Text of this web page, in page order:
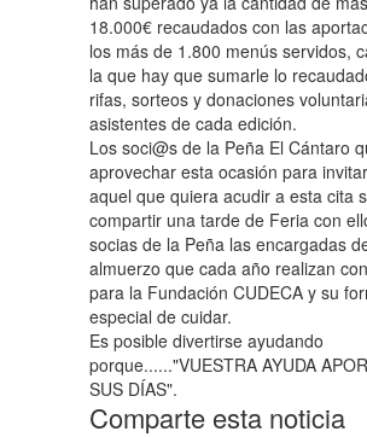
18.000€ recaudados con las
los más de 1.800 menús servidos,
la que hay que sumarle lo
rifas, sorteos y donaciones
asistentes de cada edición.
Los soci@s de la Peña El Cántaro
aprovechar esta ocasión para
aquel que quiera acudir a esta cita
compartir una tarde de Feria con
socias de la Peña las encargadas
almuerzo que cada año realizan
para la Fundación CUDECA y su
especial de cuidar.
Es posible divertirse ayudando
porque......"VUESTRA AYUDA
SUS DÍAS".
Comparte esta noticia